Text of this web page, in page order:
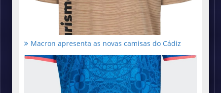
Macron apresenta as novas camisas do Cádiz